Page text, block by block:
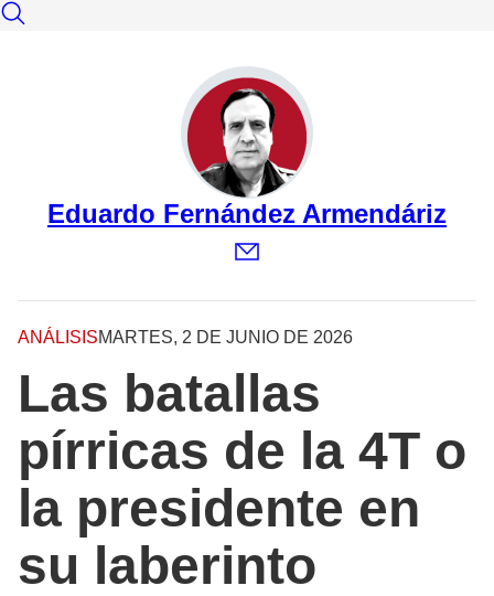
Eduardo Fernández Armendáriz
ANÁLISISMARTES, 2 DE JUNIO DE 2026
Las batallas
pírricas de la 4T o
la presidente en
su laberinto